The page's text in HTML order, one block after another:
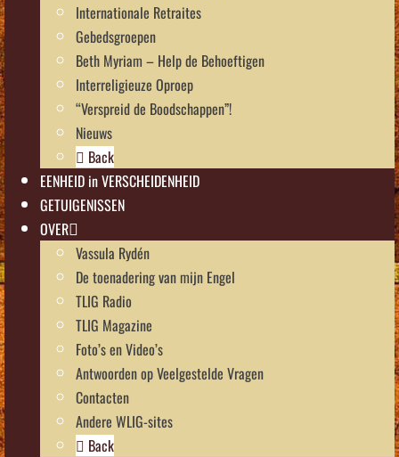
Internationale Retraites
Gebedsgroepen
Beth Myriam – Help de Behoeftigen
Interreligieuze Oproep
“Verspreid de Boodschappen”!
Nieuws
Back
EENHEID in VERSCHEIDENHEID
GETUIGENISSEN
OVER
Vassula Rydén
De toenadering van mijn Engel
TLIG Radio
TLIG Magazine
Foto’s en Video’s
Antwoorden op Veelgestelde Vragen
Contacten
Andere WLIG-sites
Back